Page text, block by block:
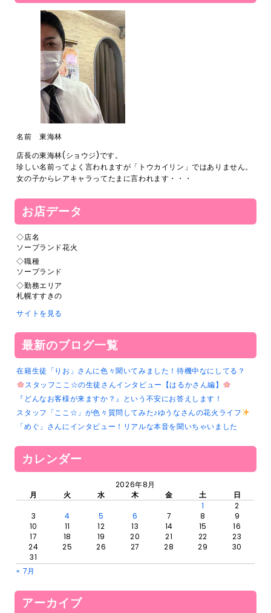
名前 東海林
店長の東海林(ショウジ)です。
珍しい名前ってよく言われますが「トウカイリン」ではありません。
女の子からレアキャラってたまに言われます・・・
お店データ
◇店名
ソープランド花火
◇職種
ソープランド
◇勤務エリア
札幌すすきの
サイトを見る
最新のブログ一覧
在籍生徒「りお」さんに色々聞いてみました！待機中なにしてる？
スタッフここ☆の生徒さんインタビュー【はるかさん編】
『どんなお客様が来ますか？』という不安にお答えします！
スタッフ「ここ☆」が色々質問してみた♪ゆうなさんの花火ライフ
「めぐ」さんにインタビュー！リアルな本音を聞いちゃいました
カレンダー
2026年8月
月
火 水 木 金 土
日
1
2
3
4 5 6 7 8
9
10
11 12 13 14 15
16
17
18 19 20 21 22
23
24
25 26 27 28 29
30
31
« 7月
アーカイブ